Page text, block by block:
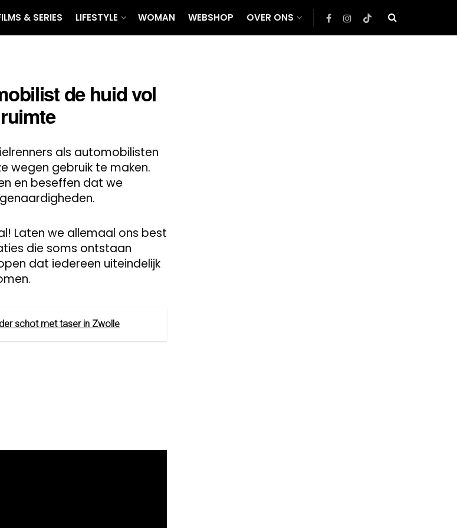
& SERIES LIFESTYLE WOMAN WEBSHOP OVER ONS
de huid vol
als automobilisten
wegen gebruik te maken.
en beseffen dat we
Laten we allemaal ons best
die soms ontstaan
dat iedereen uiteindelijk
schot met taser in Zwolle